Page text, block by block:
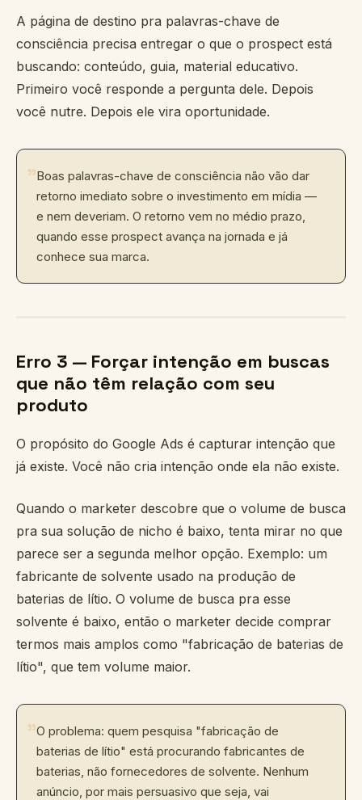
A página de destino pra palavras-chave de
consciência precisa entregar o que o prospect está
buscando: conteúdo, guia, material educativo.
Primeiro você responde a pergunta dele. Depois
você nutre. Depois ele vira oportunidade.
"Boas palavras-chave de consciência não vão dar
retorno imediato sobre o investimento em mídia —
e nem deveriam. O retorno vem no médio prazo,
quando esse prospect avança na jornada e já
conhece sua marca.
Erro 3 — Forçar intenção em buscas
que não têm relação com seu
produto
O propósito do Google Ads é capturar intenção que
já existe. Você não cria intenção onde ela não existe.
Quando o marketer descobre que o volume de busca
pra sua solução de nicho é baixo, tenta mirar no que
parece ser a segunda melhor opção. Exemplo: um
fabricante de solvente usado na produção de
baterias de lítio. O volume de busca pra esse
solvente é baixo, então o marketer decide comprar
termos mais amplos como "fabricação de baterias de
lítio", que tem volume maior.
"O problema: quem pesquisa "fabricação de
baterias de lítio" está procurando fabricantes de
baterias, não fornecedores de solvente. Nenhum
anúncio, por mais persuasivo que seja, vai